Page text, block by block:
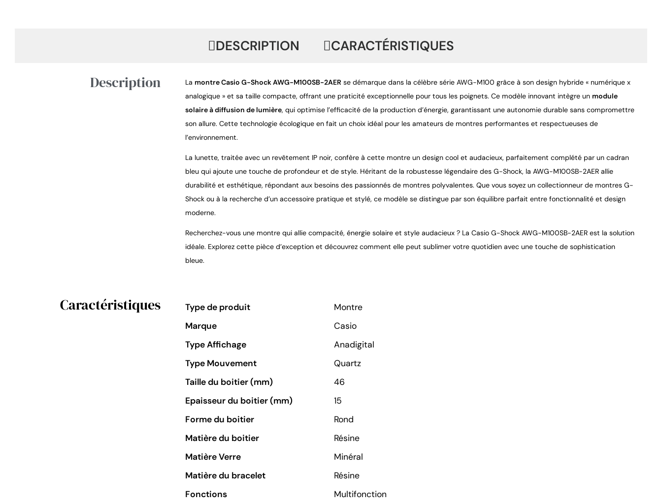
9.4/10
DESCRIPTION CARACTÉRISTIQUES
Description La montre Casio G-Shock AWG-M100SB-2AER se démarque dans la célèbre série AWG-M100 grâce à son design hybride « numérique x
analogique » et sa taille compacte, offrant une praticité exceptionnelle pour tous les poignets. Ce modèle innovant intègre un module
solaire à diffusion de lumière, qui optimise l’efficacité de la production d’énergie, garantissant une autonomie durable sans compromettre
son allure. Cette technologie écologique en fait un choix idéal pour les amateurs de montres performantes et respectueuses de
l’environnement.
La lunette, traitée avec un revêtement IP noir, confère à cette montre un design cool et audacieux, parfaitement complété par un cadran
bleu qui ajoute une touche de profondeur et de style. Héritant de la robustesse légendaire des G-Shock, la AWG-M100SB-2AER allie
durabilité et esthétique, répondant aux besoins des passionnés de montres polyvalentes. Que vous soyez un collectionneur de montres G-
Shock ou à la recherche d’un accessoire pratique et stylé, ce modèle se distingue par son équilibre parfait entre fonctionnalité et design
moderne.
Recherchez-vous une montre qui allie compacité, énergie solaire et style audacieux ? La Casio G-Shock AWG-M100SB-2AER est la solution
idéale. Explorez cette pièce d’exception et découvrez comment elle peut sublimer votre quotidien avec une touche de sophistication
bleue.
Caractéristiques Type de produit
Montre
Marque
Casio
Type Affichage
Anadigital
Type Mouvement
Quartz
Taille du boitier (mm)
46
Epaisseur du boitier (mm)
15
Forme du boitier
Rond
Matière du boitier
Résine
Matière Verre
Minéral
Matière du bracelet
Résine
Fonctions
Multifonction